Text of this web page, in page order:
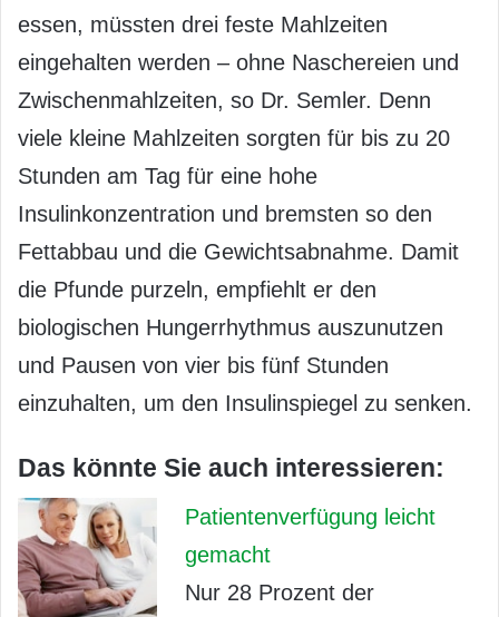
essen, müssten drei feste Mahlzeiten
eingehalten werden – ohne Naschereien und
Zwischenmahlzeiten, so Dr. Semler. Denn
viele kleine Mahlzeiten sorgten für bis zu 20
Stunden am Tag für eine hohe
Insulinkonzentration und bremsten so den
Fettabbau und die Gewichtsabnahme. Damit
die Pfunde purzeln, empfiehlt er den
biologischen Hungerrhythmus auszunutzen
und Pausen von vier bis fünf Stunden
einzuhalten, um den Insulinspiegel zu senken.
Das könnte Sie auch interessieren:
Patientenverfügung leicht
gemacht
Nur 28 Prozent der